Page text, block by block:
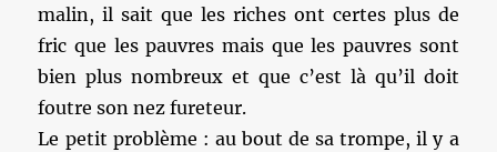
malin, il sait que les riches ont certes plus de
fric que les pauvres mais que les pauvres sont
bien plus nombreux et que c’est là qu’il doit
foutre son nez fureteur.
Le petit problème : au bout de sa trompe, il y a